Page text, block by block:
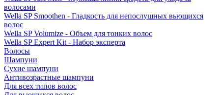
волосами
Wella SP Smoothen - Гладкость для непослушных вьющихся
волос
Wella SP Volumize - Объем для тонких волос
Wella SP Expert Kit - Набор эксперта
Волосы
Шампуни
Сухие шампуни
Антивозрастные шампуни
Для всех типов волос